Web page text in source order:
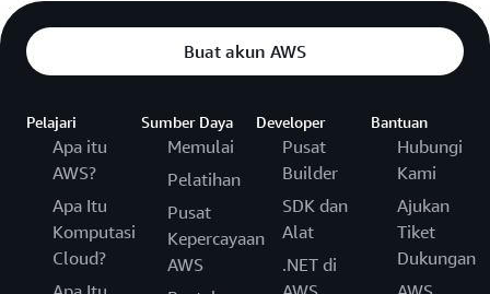
Buat akun AWS
Pelajari
Apa itu
AWS?
Apa Itu
Komputasi
Cloud?
Sumber Daya
Memulai
Pelatihan
Pusat
Kepercayaan
AWS
Developer
Pusat
Builder
SDK dan
Alat
.NET di
Bantuan
Hubungi
Kami
Ajukan
Tiket
Dukungan